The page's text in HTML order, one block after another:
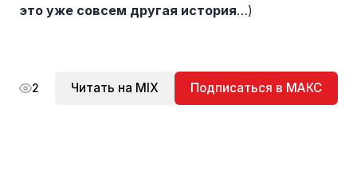
это уже совсем другая история…)
2 Читать на MIX Подписаться в МАКС